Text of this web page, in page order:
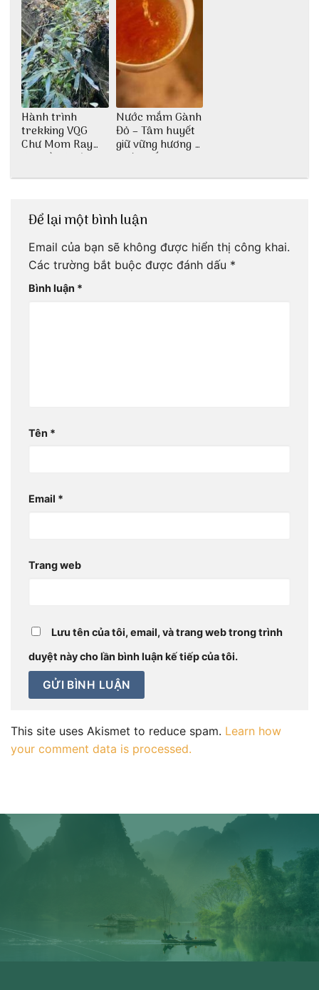
Hành trình
trekking VQG
Chư Mom Ray
tìm về núi rừng
Nước mắm Gành
Đỏ – Tâm huyết
giữ vững hương vị
nước mắm sau
Để lại một bình luận
Email của bạn sẽ không được hiển thị công khai.
Các trường bắt buộc được đánh dấu *
Bình luận *
Tên *
Email *
Trang web
Lưu tên của tôi, email, và trang web trong trình
duyệt này cho lần bình luận kế tiếp của tôi.
This site uses Akismet to reduce spam. Learn how
your comment data is processed.